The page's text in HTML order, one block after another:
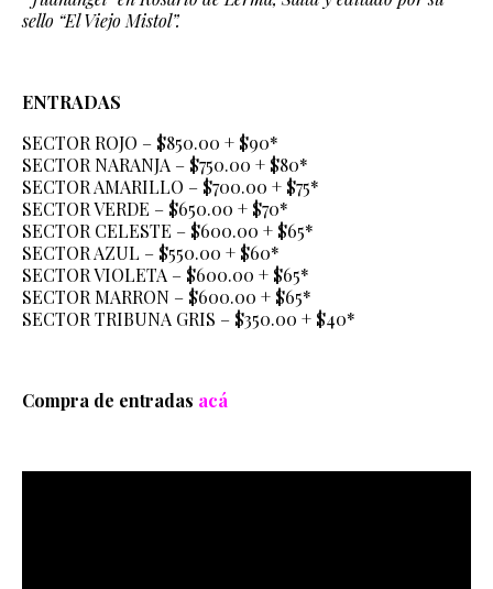
sello “El Viejo Mistol”.
ENTRADAS
SECTOR ROJO – $850.00 + $90*
SECTOR NARANJA – $750.00 + $80*
SECTOR AMARILLO – $700.00 + $75*
SECTOR VERDE – $650.00 + $70*
SECTOR CELESTE – $600.00 + $65*
SECTOR AZUL – $550.00 + $60*
SECTOR VIOLETA – $600.00 + $65*
SECTOR MARRON – $600.00 + $65*
SECTOR TRIBUNA GRIS – $350.00 + $40*
Compra de entradas acá